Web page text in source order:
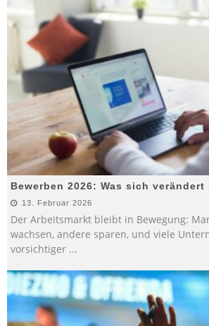
Bewerben 2026: Was sich verändert
13. Februar 2026
Der Arbeitsmarkt bleibt in Bewegung:
wachsen, andere sparen, und viele
vorsichtiger ...